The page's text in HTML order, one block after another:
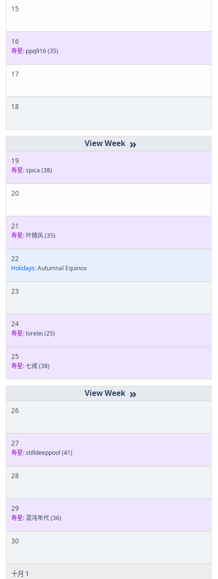
15
16
寿星: ppq916(35)
17
18
»
19
寿星:spica (38)
20
21
寿星: 叶随风(35)
22
Holidays:Autumnal Equinox
23
24
寿星: lorelei (25)
25
寿星:七戒(38)
»
26
27
寿星:stilldeeppool (41)
28
29
寿星:混沌年代(36)
30
十月 1